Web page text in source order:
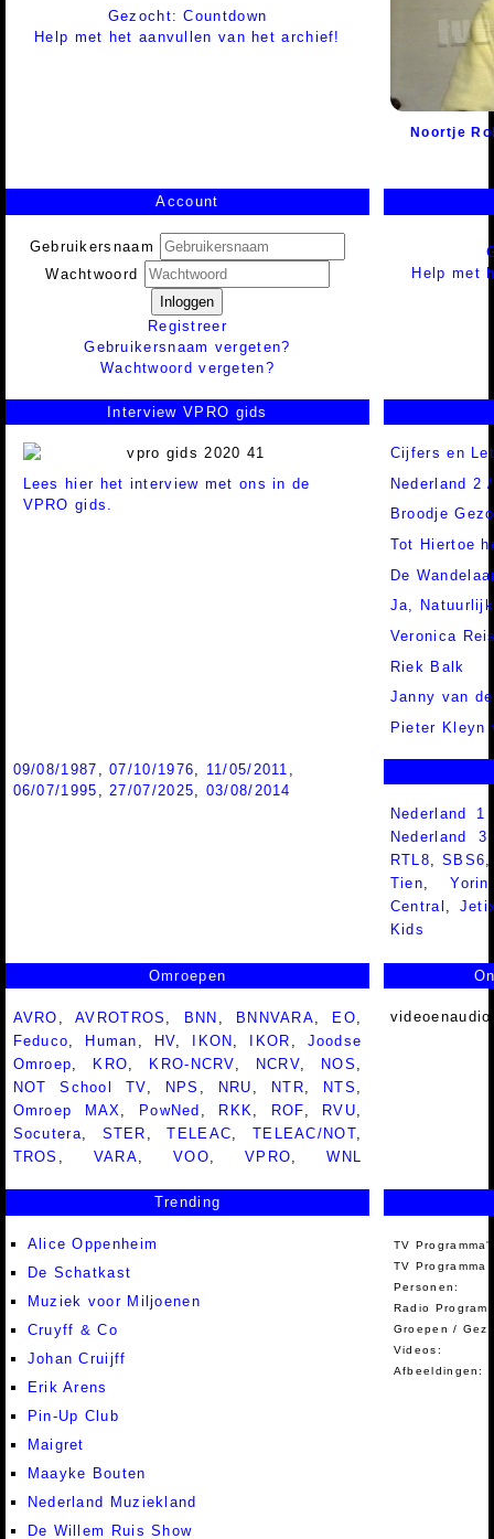
Gezocht: Countdown
Help met het aanvullen van het archief!
Noortje
Account
Gebruikersnaam
Wachtwoord
Inloggen
Registreer
Gebruikersnaam vergeten?
Wachtwoord vergeten?
Help met
Interview VPRO gids
Lees hier het interview met ons in de
VPRO gids.
Cijfers en
Nederland 2
Broodje
Tot Hiertoe
De
Ja, Natuurlijk
Veronica
Riek Balk
Janny van
Pieter Kleyn
09/08/1987 ,07/10/1976 11/05/2011
06/07/1995
27/07/2025
03/08/2014
Nederland
Nederland
RTL8,SBS6
Tien,Yorin
Central ,
Kids
Omroepen
AVRO ,AVROTROS BNN BNNVARA EO
Feduco
Human HV IKON IKOR
Joodse
Omroep
KRO KRO-NCRV NCRV NOS
NOT School TV
NPS NRU NTR NTS
Omroep MAX
PowNed RKK ROF RVU
Socutera
STER ,TELEAC TELEAC/NOT
TROS
VARA ,VOO ,VPRO ,WNL
Trending
Alice Oppenheim
De Schatkast
Muziek voor Miljoenen
Cruyff & Co
Johan Cruijff
Erik Arens
Pin-Up Club
Maigret
Maayke Bouten
Nederland Muziekland
De Willem Ruis Show
TV
TV Programma
Personen:
Radio
Groepen /
Videos:
Afbeeldingen: